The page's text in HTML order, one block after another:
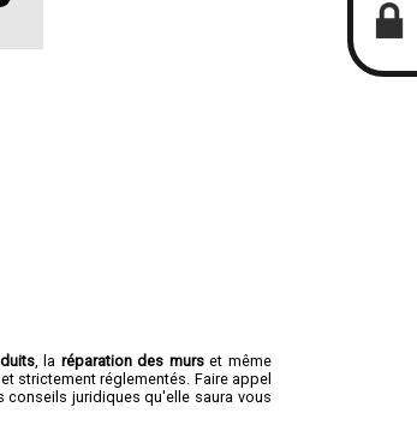
, la réparation des murset même
strictement réglementés. Faire appel
juridiques qu'elle saura vous